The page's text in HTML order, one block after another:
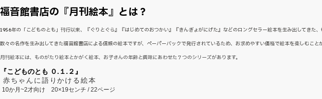
福音館書店の『月刊絵本』とは？
1956年の「こどものとも」刊行以来、『ぐりとぐら』『はじめてのおつかい』『きんぎょがにげた』などのロングセラー絵本を生み出してきた、
数々の名作を生み出してきた福音館書店による信頼の絵本ですが、ペーパーバックで発行されているため、お求めやすい価格で絵本を楽しむこと
月刊絵本には、ものがたり絵本とかがく絵本、お子さんの年齢と興味にあわせた７つのシリーズがあります。
『こどものとも ０.１.２』
赤ちゃんに語りかける絵本
10か月~2才向け 20×19センチ / 22ページ